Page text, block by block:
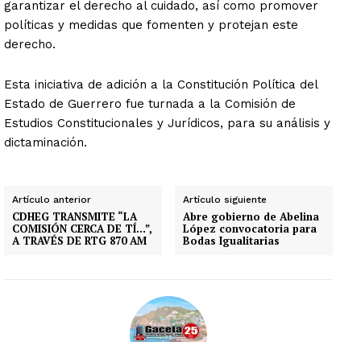
garantizar el derecho al cuidado, así como promover
políticas y medidas que fomenten y protejan este
derecho.
Esta iniciativa de adición a la Constitución Política del
Estado de Guerrero fue turnada a la Comisión de
Estudios Constitucionales y Jurídicos, para su análisis y
dictaminación.
Artículo anterior
CDHEG TRANSMITE “LA
COMISIÓN CERCA DE TÍ…”,
A TRAVÉS DE RTG 870 AM
Artículo siguiente
Abre gobierno de Abelina
López convocatoria para
Bodas Igualitarias